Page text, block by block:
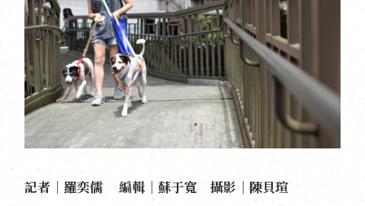
記者｜羅奕儒 編輯｜蘇于寬 攝影｜陳貝瑄